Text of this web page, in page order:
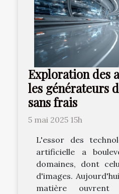
Exploration des
les générateurs
sans frais
5 mai 2025 15h
L'essor des
artificielle a
domaines, dont
d'images.
matière ouvrent